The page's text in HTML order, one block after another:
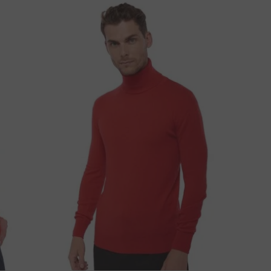
ALGUMA QUESTÃO SOBRE ESTE PRODUTO?
CONTACTE-NOS